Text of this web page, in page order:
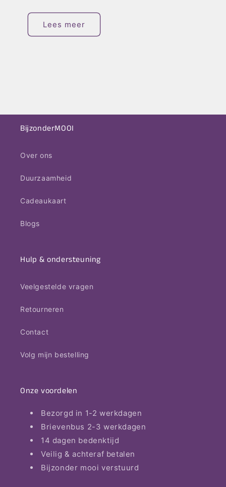
Lees meer
BijzonderMOOI
Over ons
Duurzaamheid
Cadeaukaart
Blogs
Hulp & ondersteuning
Veelgestelde vragen
Retourneren
Contact
Volg mijn bestelling
Onze voordelen
Bezorgd in 1-2 werkdagen
Brievenbus 2-3 werkdagen
14 dagen bedenktijd
Veilig & achteraf betalen
Bijzonder mooi verstuurd